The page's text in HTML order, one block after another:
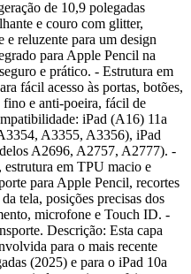
de 10,9 polegadas
e couro com glitter,
e reluzente para um design
para Apple Pencil na
e prático. - Estrutura em
fácil acesso às portas, botões,
e anti-poeira, fácil de
iPad (A16) 11a
A3355, A3356), iPad
A2696, A2757, A2777). -
em TPU macio e
para Apple Pencil, recortes
tela, posições precisas dos
microfone e Touch ID. -
Descrição: Esta capa
para o mais recente
(2025) e para o iPad 10a